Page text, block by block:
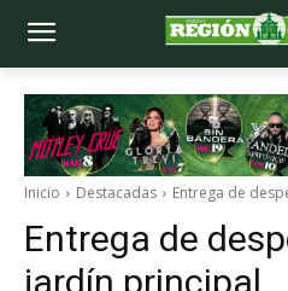
Inicio Destacadas Entrega de
Entrega de
jardín principal